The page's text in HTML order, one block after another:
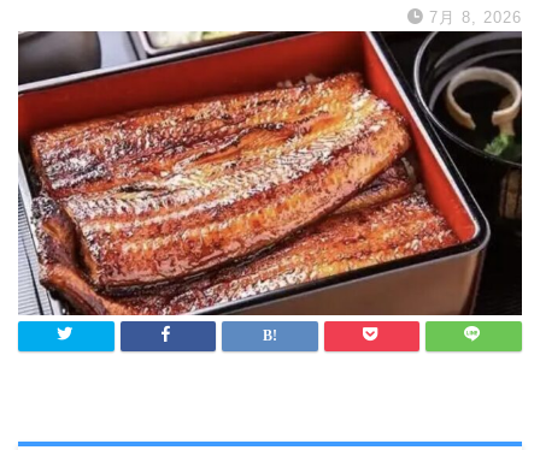
7月 8, 2026